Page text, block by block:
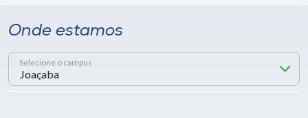
Onde estamos
Selecione o campus